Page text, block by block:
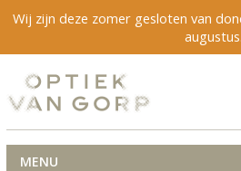
Wij zijn deze zomer gesloten van
augustus.
MENU